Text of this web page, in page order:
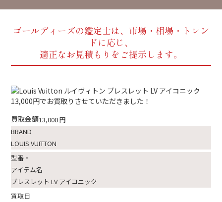
ゴールディーズの鑑定士は、市場・相場・トレン
ドに応じ、
適正なお見積もりをご提示します。
買取金額13,000円
BRAND
LOUIS VUITTON
型番・
アイテム名
ブレスレット LV アイコニック
買取日